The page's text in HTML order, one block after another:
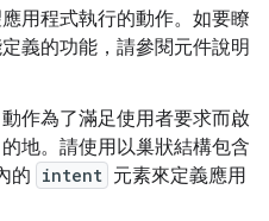
用程式執行的動作。如要瞭
義的功能，請參閱元件說明
動作為了滿足使用者要求而啟
地。請使用以巢狀結構包含
的 intent 元素來定義應用